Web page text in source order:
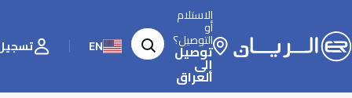
الاستلام
أو
التوصيل؟
توصيل
إلى
العراق
EN تسجيل